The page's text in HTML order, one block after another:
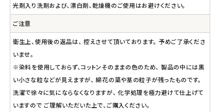
光剤入り洗剤および、漂白剤、乾燥機のご使用はお避けください。
ご注意
衛生上、使用後の返品は、 控えさせて頂いております。 予めご了承くださ
いませ。
※染料を使用しておらず、コットンそのままの色のため、 製品の中には黒
い小さな粒などが見えますが、 綿花の葉や茎の粒子が残ったものです。
洗濯で徐々に気にならなくなりますが、 化学処理を極力避けて仕上げて
いますので ご理解いただいた上で、ご購入ください。